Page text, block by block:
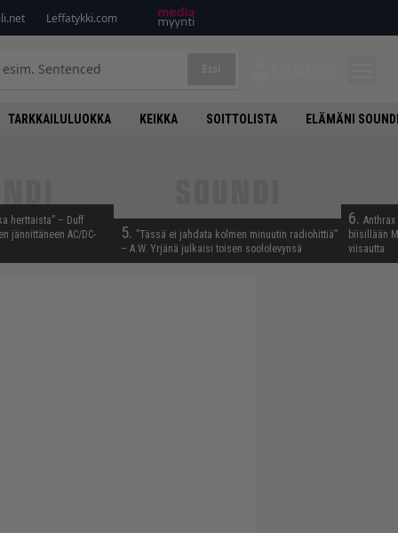
Leffatykki.com
TARKKAILULUOKKA KEIKKA SOITTOLISTA ELÄMÄNI
herttaista” – Duff
jännittäneen AC/DC-
5. ”Tässä ei jahdata kolmen minuutin radiohittiä”
– A.W. Yrjänä julkaisi toisen soololevynsä
6.
biisillään
viisautta